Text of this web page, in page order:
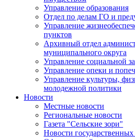
Управление образования
Отдел по делам ГО и
Управление
пунктов
Архивный отдел
муниципального округа
Управление социальной
Управление опеки и
Управление культуры,
молодежной политики
Новости
Местные новости
Региональные новости
Газета "Сельские зори"
Новости государственных